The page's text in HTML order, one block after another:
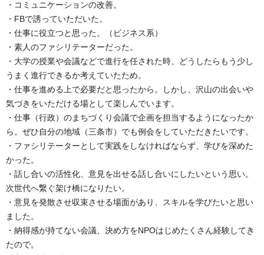
・コミュニケーションの改善。
・FBで誘っていただいた。
・仕事に役立つと思った。（ビジネス系）
・素人のファシリテーターだった。
・大学の授業や会議などで進行を任された時、どうしたらもう少し
うまく進行できるか考えていたため。
・仕事を進める上で必要だと思ったから。しかし、沢山の出会いや
気づきをいただける場として楽しんでいます。
・仕事（行政）のまちづくり会議で企画を担当するようになったか
ら。ぜひ自分の地域（三条市）でも例会をしていただきたいです。
・ファシリテーターとして実践をしなければならず、学びを深めた
かった。
・話し合いの活性化、意見を出せる話し合いにしたいという思い。
次世代へ繋ぐ架け橋になりたい。
・意見を発散させ収束させる場面があり、スキルを学びたいと思い
ました。
・納得感が持てない会議、決め方をNPOはじめたくさん経験してき
たので。